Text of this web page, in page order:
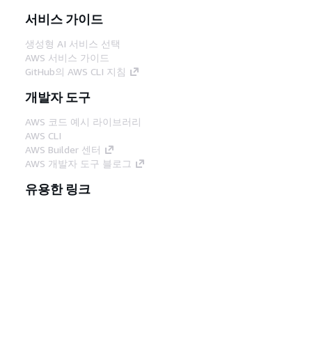
서비스 가이드
생성형 AI 서비스 선택
AWS 서비스 가이드
GitHub의 AWS CLI 지침
개발자 도구
AWS 코드 예시 라이브러리
AWS CLI
AWS Builder 센터
AWS 개발자 도구 블로그
유용한 링크